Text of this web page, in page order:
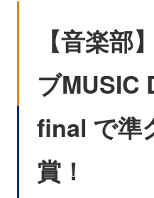
【音楽部
ブMUSIC
final で準
賞！